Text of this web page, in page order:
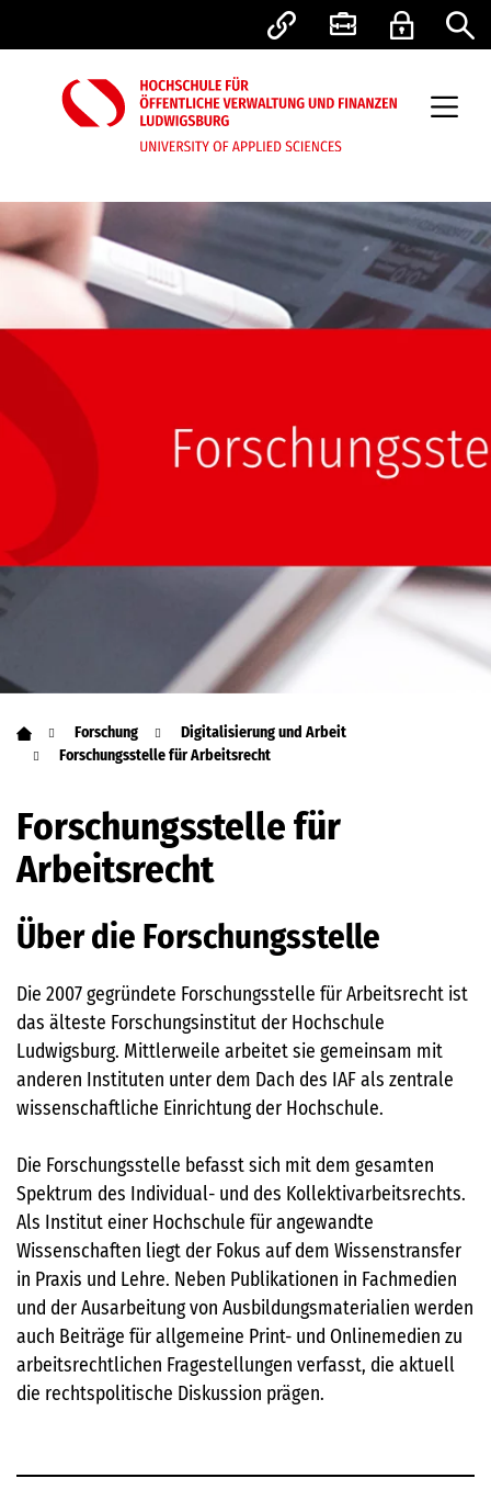
Forschung
Digitalisierung und Arbeit
Forschungsstelle für Arbeitsrecht
Forschungsstelle für
Arbeitsrecht
Über die Forschungsstelle
Die 2007 gegründete Forschungsstelle für Arbeitsrecht ist
das älteste Forschungsinstitut der Hochschule
Ludwigsburg. Mittlerweile arbeitet sie gemeinsam mit
anderen Instituten unter dem Dach des IAF als zentrale
wissenschaftliche Einrichtung der Hochschule.
Die Forschungsstelle befasst sich mit dem gesamten
Spektrum des Individual- und des Kollektivarbeitsrechts.
Als Institut einer Hochschule für angewandte
Wissenschaften liegt der Fokus auf dem Wissenstransfer
in Praxis und Lehre. Neben Publikationen in Fachmedien
und der Ausarbeitung von Ausbildungsmaterialien werden
auch Beiträge für allgemeine Print- und Onlinemedien zu
arbeitsrechtlichen Fragestellungen verfasst, die aktuell
die rechtspolitische Diskussion prägen.